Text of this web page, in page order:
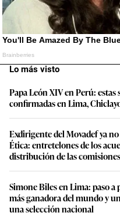
Lo más visto
Papa León XIV en Perú:
confirmadas en Lima,
Exdirigente del Movadef ya
Ética: entretelones de los
distribución de las comisiones
Simone Biles en Lima: paso a
más ganadora del mundo y
una selección nacional